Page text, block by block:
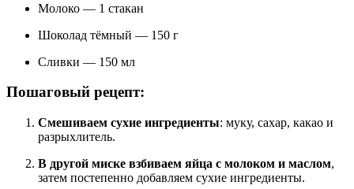
Молоко — 1 стакан
Шоколад тёмный — 150 г
Сливки — 150 мл
Пошаговый рецепт:
Смешиваем сухие ингредиенты: муку, сахар, какао и
разрыхлитель.
В другой миске взбиваем яйца с молоком и маслом,
затем постепенно добавляем сухие ингредиенты.